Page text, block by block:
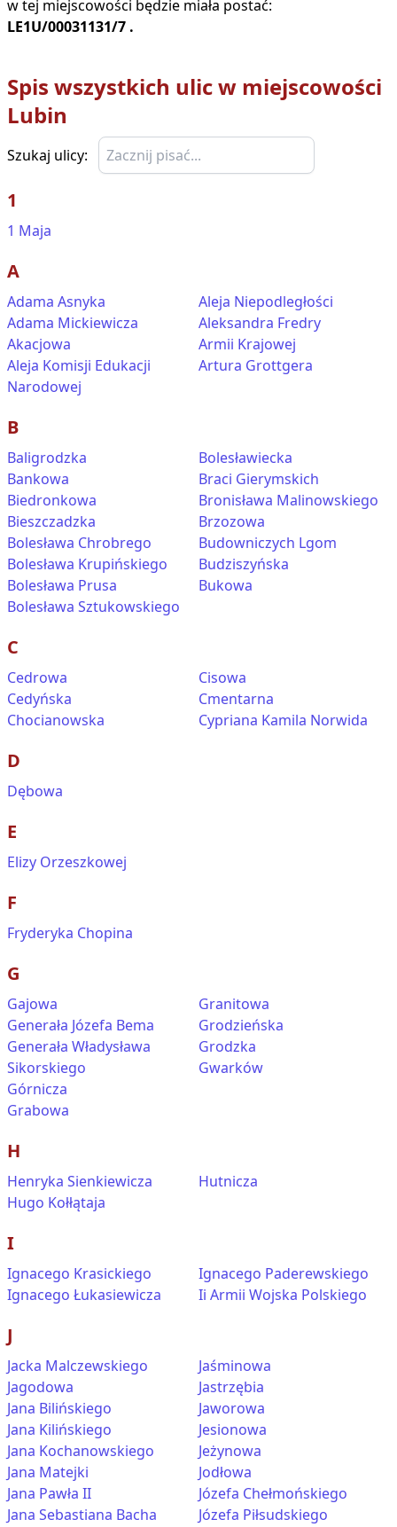
w tej miejscowości będzie miała postać:
LE1U/00031131/7 .
Spis wszystkich ulic w miejscowości
Lubin
Szukaj ulicy:
1
1 Maja
A
Adama Asnyka
Adama Mickiewicza
Akacjowa
Aleja Komisji Edukacji
Narodowej
Aleja Niepodległości
Aleksandra Fredry
Armii Krajowej
Artura Grottgera
B
Baligrodzka
Bankowa
Biedronkowa
Bieszczadzka
Bolesława Chrobrego
Bolesława Krupińskiego
Bolesława Prusa
Bolesława Sztukowskiego
Bolesławiecka
Braci Gierymskich
Bronisława Malinowskiego
Brzozowa
Budowniczych Lgom
Budziszyńska
Bukowa
C
Cedrowa
Cedyńska
Chocianowska
Cisowa
Cmentarna
Cypriana Kamila Norwida
D
Dębowa
E
Elizy Orzeszkowej
F
Fryderyka Chopina
G
Gajowa
Generała Józefa Bema
Generała Władysława
Sikorskiego
Górnicza
Grabowa
Granitowa
Grodzieńska
Grodzka
Gwarków
H
Henryka Sienkiewicza
Hugo Kołłątaja
Hutnicza
I
Ignacego Krasickiego
Ignacego Łukasiewicza
Ignacego Paderewskiego
Ii Armii Wojska Polskiego
J
Jacka Malczewskiego
Jagodowa
Jana Bilińskiego
Jana Kilińskiego
Jana Kochanowskiego
Jana Matejki
Jana Pawła II
Jana Sebastiana Bacha
Jaśminowa
Jastrzębia
Jaworowa
Jesionowa
Jeżynowa
Jodłowa
Józefa Chełmońskiego
Józefa Piłsudskiego